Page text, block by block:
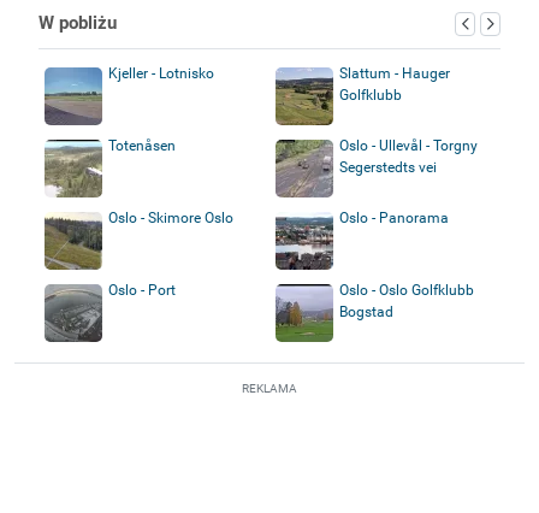
W pobliżu
Kjeller - Lotnisko
Slattum - Hauger
Golfklubb
Totenåsen
Oslo - Ullevål - Torgny
Segerstedts vei
Oslo - Skimore Oslo Oslo - Panorama
Oslo - Port
Oslo - Oslo Golfklubb
Bogstad
REKLAMA